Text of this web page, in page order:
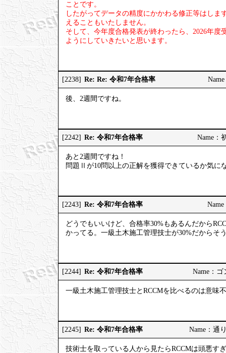
ことです。
したがってデータの精度にかかわる修正等はし
えることもいたしません。
そして、今年度合格発表が終わったら、2026年
ようにしていきたいと思います。
[2238] Re: Re: 令和7年合格率
後、2週間ですね。
[2242] Re: 令和7年合格率 Name：
あと2週間ですね！
問題Ⅱが10問以上の正解を獲得できているか気に
[2243] Re: 令和7年合格率
どうでもいいけど、合格率30%もあるんだから
かってる。一級土木施工管理技士が30%だからそ
[2244] Re: 令和7年合格率 Name：
一級土木施工管理技士とRCCMを比べるのは意味
[2245] Re: 令和7年合格率 Name：通
技術士を取っている人から見たらRCCMは頭悪す